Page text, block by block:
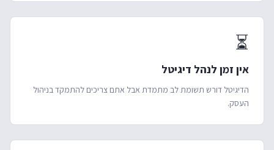
⏳
אין זמן לנהל דיגיטל
הדיגיטל דורש תשומת לב מתמדת אבל אתם צריכים להתמקד בניהול
העסק.